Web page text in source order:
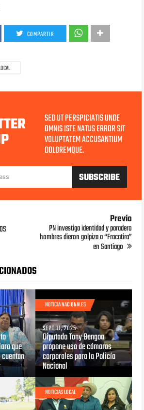
COMPARTIR
SED UT PERSPICIATIS UNDE
OMNIS ISTE NATUS ERROR SIT
VOLUPTATEM ACCUSANTIUM
DOLOREMQUE.
Previo
PN investiga identidad y paradero
hombres dieron golpiza a “Fracatira”
en Santiago
que
NOTICIA NACIONALES
SEPT 11, 2025
Diputado Tony Bengoa
propone uso de cámaras
corporales para la Policía
Nacional
NOTICIAS LOCAL